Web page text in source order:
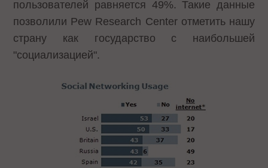
пользователей равняется 49%. Такие данные
позволили Pew Research Center отметить нашу
страну как государство с наибольшей
"социализацией".